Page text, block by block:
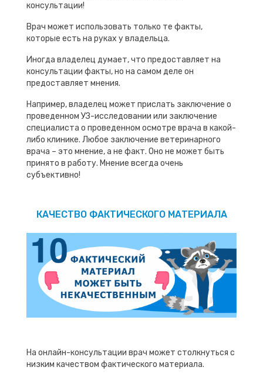
консультации!
Врач может использовать только те факты,
которые есть на руках у владельца.
Иногда владелец думает, что предоставляет на
консультации факты, но на самом деле он
предоставляет мнения.
Например, владелец может прислать заключение о
проведенном УЗ-исследовании или заключение
специалиста о проведенном осмотре врача в какой-
либо клинике. Любое заключение ветеринарного
врача – это мнение, а не факт. Оно не может быть
принято в работу. Мнение всегда очень
субъективно!
КАЧЕСТВО ФАКТИЧЕСКОГО МАТЕРИАЛА
На онлайн-консультации врач может столкнуться с
низким качеством фактического материала.